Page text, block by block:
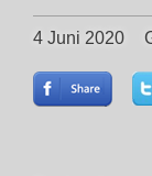
4 Juni 2020